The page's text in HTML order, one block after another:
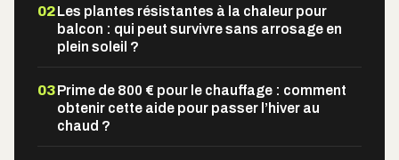
02Les plantes résistantes à la chaleur pour
balcon : qui peut survivre sans arrosage en
plein soleil ?
03Prime de 800 € pour le chauffage : comment
obtenir cette aide pour passer l’hiver au
chaud ?